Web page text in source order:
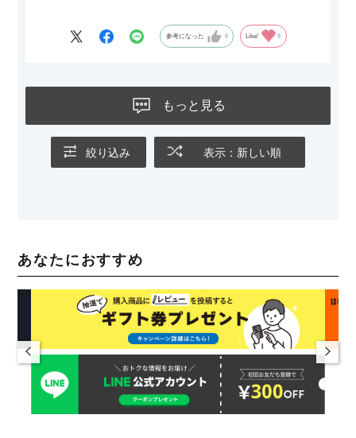
参考になった 0 Like! 0
もっと見る
絞り込み 表示：新しい順
あなたにおすすめ